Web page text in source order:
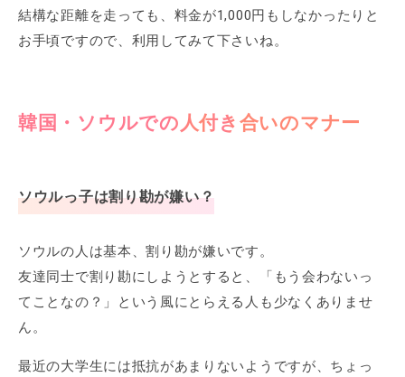
結構な距離を走っても、料金が1,000円もしなかったりと
お手頃ですので、利用してみて下さいね。
韓国・ソウルでの人付き合いのマナー
ソウルっ子は割り勘が嫌い？
ソウルの人は基本、割り勘が嫌いです。
友達同士で割り勘にしようとすると、「もう会わないっ
てことなの？」という風にとらえる人も少なくありませ
ん。
最近の大学生には抵抗があまりないようですが、ちょっ